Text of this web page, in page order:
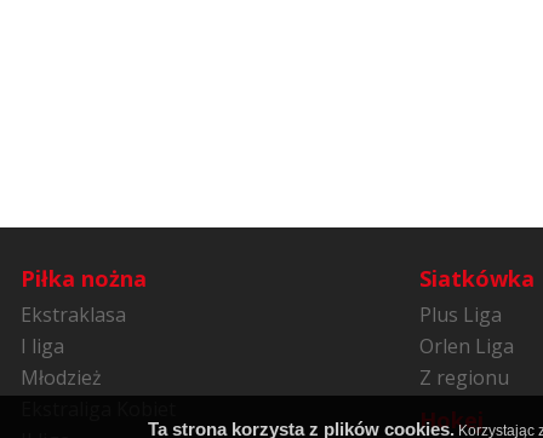
Piłka nożna
Ekstraklasa
I liga
Młodzież
Siatkówka
Plus Liga
Orlen Liga
Z regionu
Hokej
Ta strona korzysta z plików cookies. Korzystając